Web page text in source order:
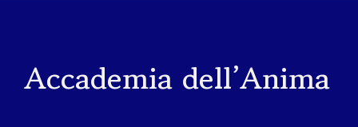
Accademia dell’Anima